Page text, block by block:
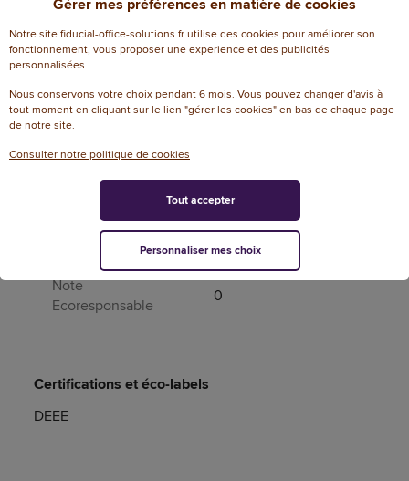
Page catalogue
année N
471
Produit dangereux
Périssable
Non
Informations environnementales
Contenu recyclable
Oui
Normes et labels
eco_contribution_d3e
Note
Ecoresponsable
0
Certifications et éco-labels
DEEE
Notre site fiducial-office-solutions.fr utilise des cookies pour améliorer son
fonctionnement, vous proposer une experience et des publicités
personnalisées.
Nous conservons votre choix pendant 6 mois. Vous pouvez changer d'avis à
tout moment en cliquant sur le lien "gérer les cookies" en bas de chaque page
de notre site.
Consulter notre politique de cookies
Personnaliser mes choix
Tout accepter